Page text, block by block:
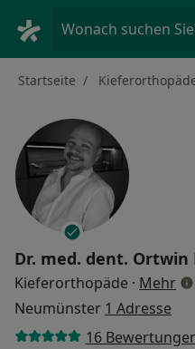
Wonach suchen
Startseite
Dr. med. dent. Ortwin
Kieferorthopäde · Mehr
Neumünster 1 Adresse
16